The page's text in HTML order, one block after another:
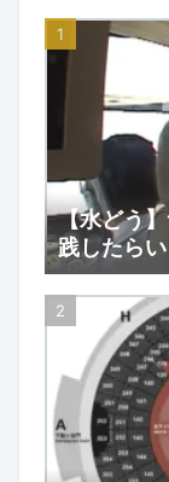
【水どう
践したら